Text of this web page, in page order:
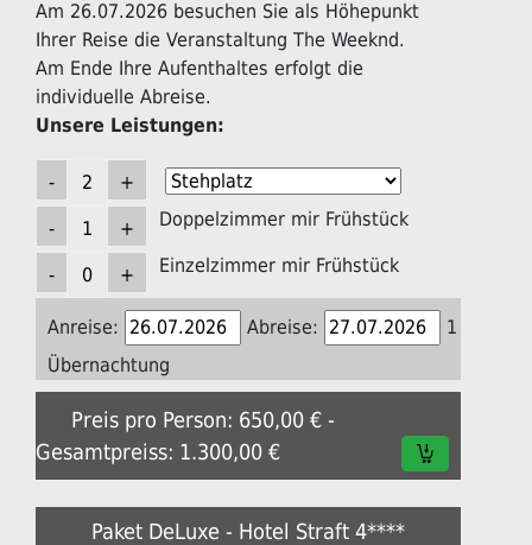
Am 26.07.2026 besuchen Sie als Höhepunkt
Ihrer Reise die Veranstaltung The Weeknd.
Am Ende Ihre Aufenthaltes erfolgt die
individuelle Abreise.
Unsere Leistungen:
Doppelzimmer mir Frühstück
Einzelzimmer mir Frühstück
Anreise: Abreise:
1
Übernachtung
Preis pro Person: 650,00 € -
Gesamtpreiss: 1.300,00 €
Paket DeLuxe - Hotel Straft 4****